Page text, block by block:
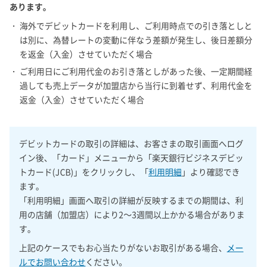
あります。
・ 海外でデビットカードを利用し、ご利用時点での引き落としと
は別に、為替レートの変動に伴なう差額が発生し、後日差額分
を返金（入金）させていただく場合
・ ご利用日にご利用代金のお引き落としがあった後、一定期間経
過しても売上データが加盟店から当行に到着せず、利用代金を
返金（入金）させていただく場合
デビットカードの取引の詳細は、お客さまの取引画面へログ
イン後、「カード」メニューから「楽天銀行ビジネスデビッ
トカード(JCB)」をクリックし、「利用明細 」より確認でき
ます。
「利用明細」画面へ取引の詳細が反映するまでの期間は、利
用の店舗（加盟店）により2～3週間以上かかる場合がありま
す。
上記のケースでもお心当たりがないお取引がある場合、 メー
ルでお問い合わせ ください。